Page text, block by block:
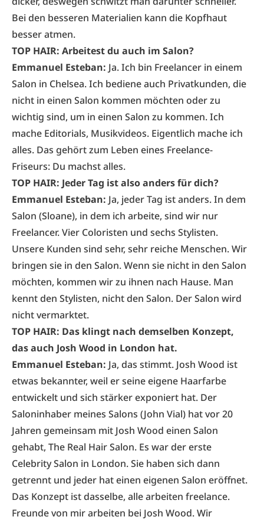
Bei den besseren Materialien kann die Kopfhaut
besser atmen.
TOP HAIR: Arbeitest du auch im Salon?
Emmanuel Esteban: Ja. Ich bin Freelancer in einem
Salon in Chelsea. Ich bediene auch Privatkunden, die
nicht in einen Salon kommen möchten oder zu
wichtig sind, um in einen Salon zu kommen. Ich
mache Editorials, Musikvideos. Eigentlich mache ich
alles. Das gehört zum Leben eines Freelance-
Friseurs: Du machst alles.
TOP HAIR: Jeder Tag ist also anders für dich?
Emmanuel Esteban: Ja, jeder Tag ist anders. In dem
Salon (Sloane), in dem ich arbeite, sind wir nur
Freelancer. Vier Coloristen und sechs Stylisten.
Unsere Kunden sind sehr, sehr reiche Menschen. Wir
bringen sie in den Salon. Wenn sie nicht in den Salon
möchten, kommen wir zu ihnen nach Hause. Man
kennt den Stylisten, nicht den Salon. Der Salon wird
nicht vermarktet.
TOP HAIR: Das klingt nach demselben Konzept,
das auch Josh Wood in London hat.
Emmanuel Esteban: Ja, das stimmt. Josh Wood ist
etwas bekannter, weil er seine eigene Haarfarbe
entwickelt und sich stärker exponiert hat. Der
Saloninhaber meines Salons (John Vial) hat vor 20
Jahren gemeinsam mit Josh Wood einen Salon
gehabt, The Real Hair Salon. Es war der erste
Celebrity Salon in London. Sie haben sich dann
getrennt und jeder hat einen eigenen Salon eröffnet.
Das Konzept ist dasselbe, alle arbeiten freelance.
Freunde von mir arbeiten bei Josh Wood. Wir